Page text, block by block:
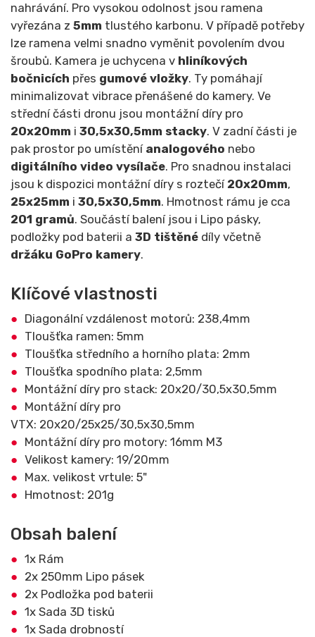
nahrávání. Pro vysokou odolnost jsou ramena
vyřezána z 5mm tlustého karbonu. V případě potřeby
lze ramena velmi snadno vyměnit povolením dvou
šroubů. Kamera je uchycena v hliníkových
bočnicích přes gumové vložky. Ty pomáhají
minimalizovat vibrace přenášené do kamery. Ve
střední části dronu jsou montážní díry pro
20x20mm i 30,5x30,5mm stacky. V zadní části je
pak prostor po umístění analogového nebo
digitálního video vysílače. Pro snadnou instalaci
jsou k dispozici montážní díry s roztečí 20x20mm,
25x25mm i 30,5x30,5mm. Hmotnost rámu je cca
201 gramů. Součástí balení jsou i Lipo pásky,
podložky pod baterii a 3D tištěné díly včetně
držáku GoPro kamery.
Klíčové vlastnosti
Diagonální vzdálenost motorů: 238,4mm
Tloušťka ramen: 5mm
Tloušťka středního a horního plata: 2mm
Tloušťka spodního plata: 2,5mm
Montážní díry pro stack: 20x20/30,5x30,5mm
Montážní díry pro
VTX: 20x20/25x25/30,5x30,5mm
Montážní díry pro motory: 16mm M3
Velikost kamery: 19/20mm
Max. velikost vrtule: 5"
Hmotnost: 201g
Obsah balení
1x Rám
2x 250mm Lipo pásek
2x Podložka pod baterii
1x Sada 3D tisků
1x Sada drobností